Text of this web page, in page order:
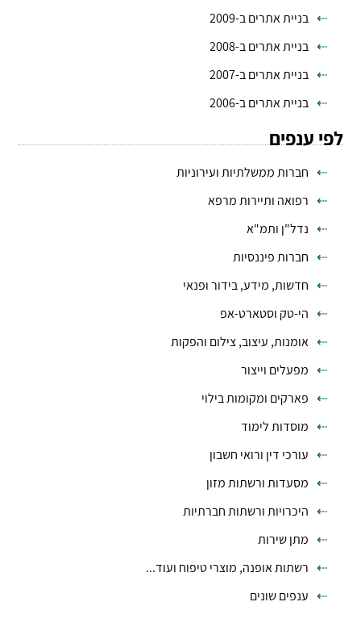
בניית אתרים ב-2009
בניית אתרים ב-2008
בניית אתרים ב-2007
בניית אתרים ב-2006
לפי ענפים
חברות ממשלתיות ועירוניות
רפואה ותיירות מרפא
נדל"ן ותמ"א
חברות פיננסיות
חדשות, מידע, בידור ופנאי
הי-טק וסטארט-אפ
אומנות, עיצוב, צילום והפקות
מפעלים וייצור
פארקים ומקומות בילוי
מוסדות לימוד
עורכי דין ורואי חשבון
מסעדות ורשתות מזון
היכרויות ורשתות חברתיות
מתן שירות
רשתות אופנה, מוצרי טיפוח ועוד...
ענפים שונים